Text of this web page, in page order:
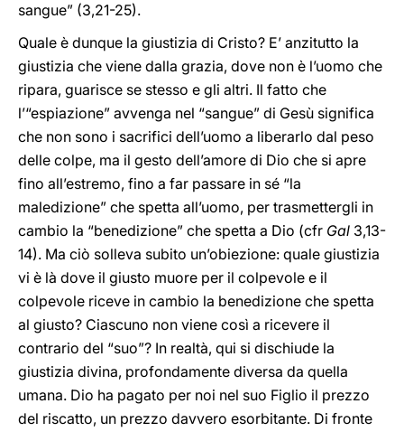
sangue” (3,21-25).
Quale è dunque la giustizia di Cristo? E’ anzitutto la
giustizia che viene dalla grazia, dove non è l’uomo che
ripara, guarisce se stesso e gli altri. Il fatto che
l’“espiazione” avvenga nel “sangue” di Gesù significa
che non sono i sacrifici dell’uomo a liberarlo dal peso
delle colpe, ma il gesto dell’amore di Dio che si apre
fino all’estremo, fino a far passare in sé “la
maledizione” che spetta all’uomo, per trasmettergli in
cambio la “benedizione” che spetta a Dio (cfr Gal 3,13-
14). Ma ciò solleva subito un’obiezione: quale giustizia
vi è là dove il giusto muore per il colpevole e il
colpevole riceve in cambio la benedizione che spetta
al giusto? Ciascuno non viene così a ricevere il
contrario del “suo”? In realtà, qui si dischiude la
giustizia divina, profondamente diversa da quella
umana. Dio ha pagato per noi nel suo Figlio il prezzo
del riscatto, un prezzo davvero esorbitante. Di fronte